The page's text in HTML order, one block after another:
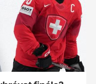
Jan Hribik, směřující
financím?